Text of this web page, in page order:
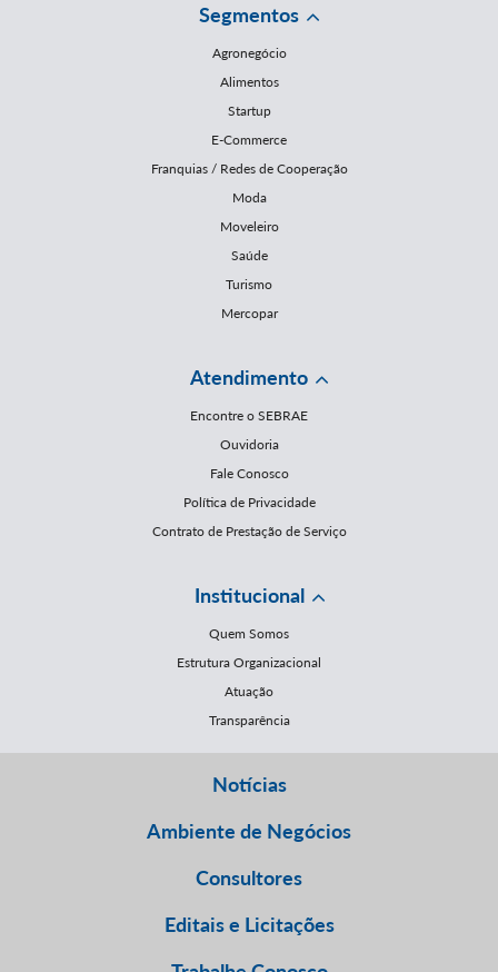
Segmentos
Agronegócio
Alimentos
Startup
E-Commerce
Franquias / Redes de Cooperação
Moda
Moveleiro
Saúde
Turismo
Mercopar
Atendimento
Encontre o SEBRAE
Ouvidoria
Fale Conosco
Política de Privacidade
Contrato de Prestação de Serviço
Institucional
Quem Somos
Estrutura Organizacional
Atuação
Transparência
Notícias
Ambiente de Negócios
Consultores
Editais e Licitações